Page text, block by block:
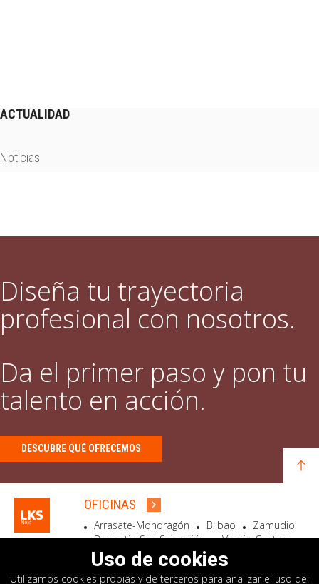
ACTUALIDAD
Noticias
Diseña tu trayectoria
profesional con nosotros.
Da el primer paso y pon tu
talento en acción.
DESCUBRE QUÉ OFRECEMOS
OFICINAS
Arrasate-Mondragón Bilbao
Zamudio
Donostia-San Sebastián
Vitoria-Gasteiz
Madrid
El Astillero Bidart
Uso de cookies
Utilizamos cookies propias y de terceros para analizar el uso del